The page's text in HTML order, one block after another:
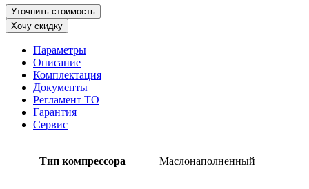
Уточнить стоимость
Хочу скидку
Параметры
Описание
Комплектация
Документы
Регламент ТО
Гарантия
Сервис
Тип компрессора Маслонаполненный